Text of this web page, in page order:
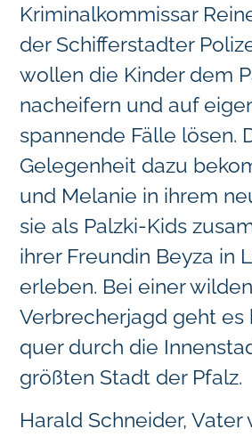
Kriminalkommissar
der Schifferstadter
wollen die Kinder dem
nacheifern und auf
spannende Fälle lösen.
Gelegenheit dazu
und Melanie in ihrem
sie als Palzki-Kids
ihrer Freundin Beyza in
erleben. Bei einer wilden
Verbrecherjagd geht es
quer durch die
größten Stadt der Pfalz.
Harald Schneider, Vater